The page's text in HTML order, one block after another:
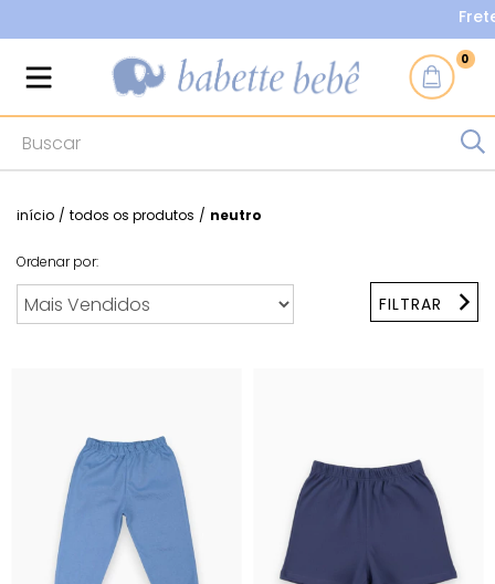
Frete
0
início / todos os produtos / neutro
Ordenar por:
FILTRAR